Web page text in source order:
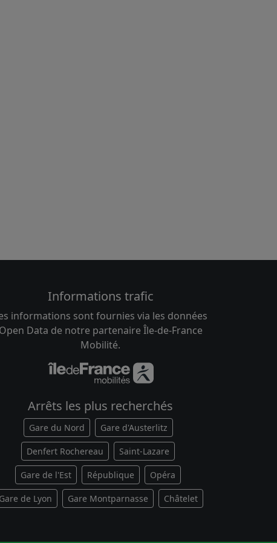
Informations trafic
informations sont fournies via les données
Open Data de notre partenaire Île-de-France
Mobilité.
Arrêts les plus recherchés
Gare du Nord Gare d'Austerlitz
Denfert Rochereau Saint-Lazare
Gare de l'Est République Opéra
Gare de Lyon Gare Montparnasse Châtelet